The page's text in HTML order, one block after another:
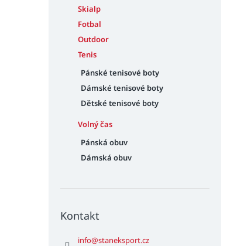
Skialp
Fotbal
Outdoor
Tenis
Pánské tenisové boty
Dámské tenisové boty
Dětské tenisové boty
Volný čas
Pánská obuv
Dámská obuv
Kontakt
info@staneksport.cz